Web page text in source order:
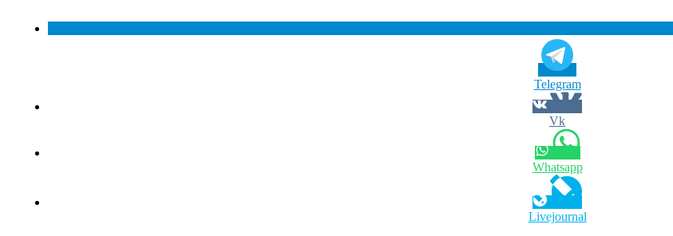
Telegram
Vk
Whatsapp
Livejournal